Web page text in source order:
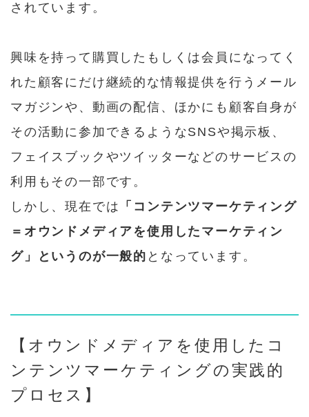
されています。
興味を持って購買したもしくは会員になってく
れた顧客にだけ継続的な情報提供を行うメール
マガジンや、動画の配信、ほかにも顧客自身が
その活動に参加できるようなSNSや掲示板、
フェイスブックやツイッターなどのサービスの
利用もその一部です。
しかし、現在では 「コンテンツマーケティング
＝オウンドメディアを使用したマーケティン
グ」というのが一般的 となっています。
【オウンドメディアを使用したコ
ンテンツマーケティングの実践的
プロセス】